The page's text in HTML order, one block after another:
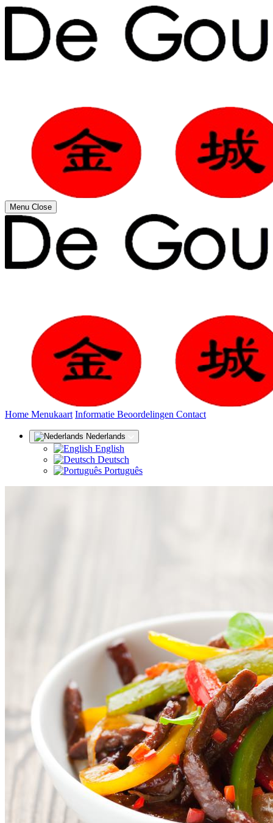
Menu Close
Home (huidige)
Menukaart Informatie Beoordelingen Contact
Nederlands
English
Deutsch
Português